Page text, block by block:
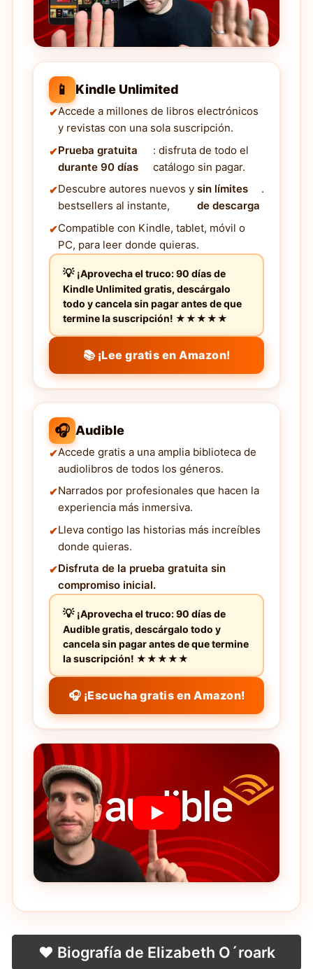
📱 Kindle Unlimited
Accede a millones de libros electrónicos
y revistas con una sola suscripción.
Prueba gratuita
durante 90 días
: disfruta de todo el
catálogo sin pagar.
Descubre autores nuevos y
bestsellers al instante,
sin límites
de descarga
.
Compatible con Kindle, tablet, móvil o
PC, para leer donde quieras.
¡Aprovecha el truco: 90 días de
Kindle Unlimited gratis, descárgalo
todo y cancela sin pagar antes de que
termine la suscripción! ★★★★★
📚 ¡Lee gratis en Amazon!
🎧 Audible
Accede gratis a una amplia biblioteca de
audiolibros de todos los géneros.
Narrados por profesionales que hacen la
experiencia más inmersiva.
Lleva contigo las historias más increíbles
donde quieras.
Disfruta de la prueba gratuita sin
compromiso inicial.
¡Aprovecha el truco: 90 días de
Audible gratis, descárgalo todo y
cancela sin pagar antes de que termine
la suscripción! ★★★★★
🎧 ¡Escucha gratis en Amazon!
❤️ Biografía de Elizabeth O´roark